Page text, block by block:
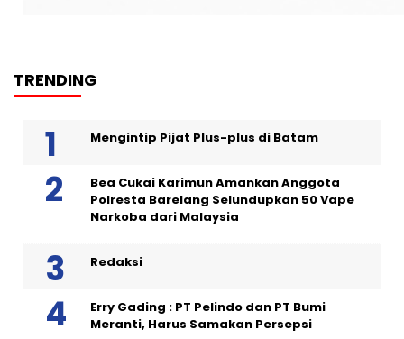
TRENDING
Mengintip Pijat Plus-plus di Batam
Bea Cukai Karimun Amankan Anggota
Polresta Barelang Selundupkan 50 Vape
Narkoba dari Malaysia
Redaksi
Erry Gading : PT Pelindo dan PT Bumi
Meranti, Harus Samakan Persepsi